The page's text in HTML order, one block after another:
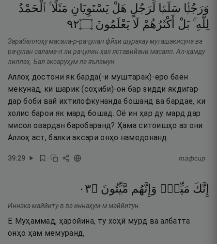
وَرَجُلًۭا سَلَمًۭا لِّرَجُلٍ هَلْ يَسْتَوِيَانِ مَثَلًا ۚ ٱلْحَمْدُ
لِلَّهِ ۚ بَلْ أَكْثَرُهُمْ لَا يَعْلَمُونَ ۝٢٩
Зарабаллоҳу масала-р-раҷулан фӣҳи шуракау муташакисуна ва
раҷулан салама-л ли раҷулин ҳал яставийани масалп. Ал-ҳамду
лиллаҳ. Бал аксаруҳум ла яъламун.
Аллоҳ достони як барда(-и муштарак)-еро баён
мекунад, ки шарик (соҳиби)-он бар зидди якдигар
дар боби вай ихтилофкунанда бошанд ва бардае, ки
холис барои як мард бошад. Оё ин ҳар ду мард дар
мисол овардан баробаранд? Ҳама ситоишҳо аз они
Аллоҳ аст, балки аксари онҳо намедонанд.
39:29 тафсир
إِنَّكَ مَيِّتٌۭ وَإِنَّهُم مَّيِّتُونَ ۝٣٠
Иннака маййиту-в ва иннаҳум-м маййитун.
Ё Муҳаммад, ҳаройина, ту хоҳӣ мурд ва албатта
онҳо ҳам мемуранд,